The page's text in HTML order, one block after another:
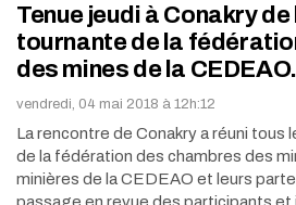
Tenue jeudi à Conakry
tournante de la
des mines de la CEDEAO.
vendredi, 04 mai 2018 à 12h:12
La rencontre de Conakry a réuni
de la fédération des chambres des
minières de la CEDEAO et leurs
passage en revue des participants et